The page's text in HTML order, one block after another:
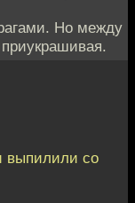
Но между
выпилили со